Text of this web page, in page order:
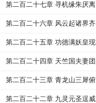
第二百二十七章 寻机缘朱厌
第二百二十六章 风云起诸界齐
第二百二十五章 功德满妖皇
第二百二十四章 天竺国夫妻
第二百二十三章 青龙山三犀
第二百二十二章 九灵元圣逞